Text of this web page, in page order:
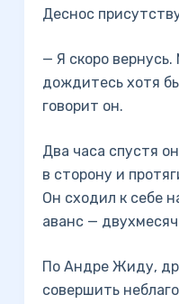
Деснос
— Я скоро
дождитесь хотя
говорит он.
Два часа спустя
в сторону и
Он сходил к себе
аванс —
По Андре Жиду,
совершить